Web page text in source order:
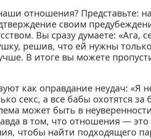
отношения? Представьте:
своим
Вы сразу думаете: «Ага,
решив, что ей нужны
В итоге вы можете
как оправдание неудач: «Я
секс, а все бабы охотятся за
может быть в
в том, что отношения — это
чтобы найти подходящего